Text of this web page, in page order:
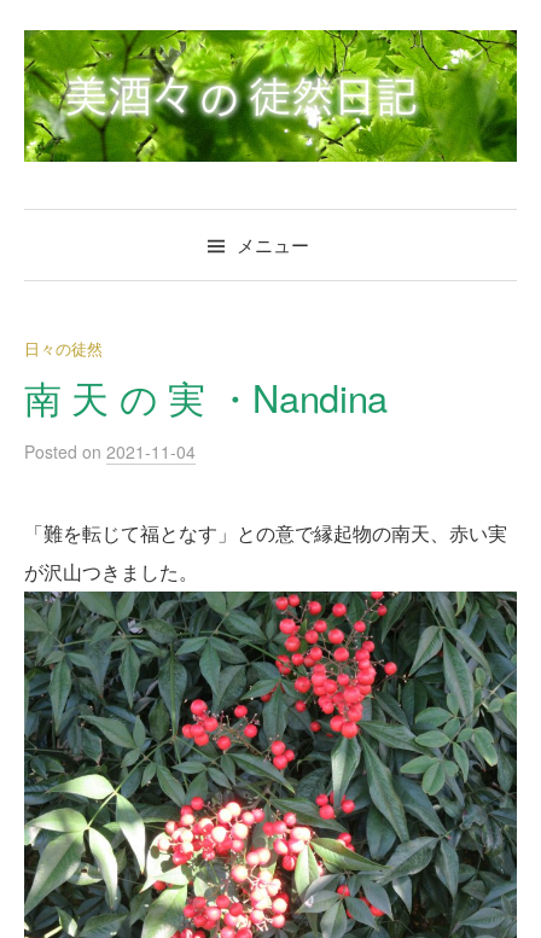
ン
テ
ン
ツ
ス
ッ
メニュー
日々の徒然
南 天 の 実 ・Nandina
Posted on 2021-11-04
「難を転じて福となす」との意で縁起物の南天、赤い実
が沢山つきました。